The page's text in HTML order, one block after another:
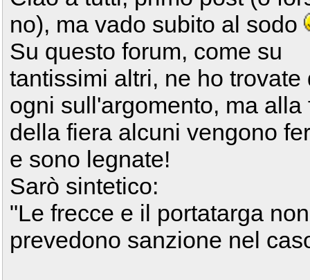
no), ma vado subito al sodo
Su questo forum, come su
tantissimi altri, ne ho trovate
ogni sull'argomento, ma alla
della fiera alcuni vengono
e sono legnate!
Sarò sintetico:
"Le frecce e il portatarga
prevedono sanzione nel